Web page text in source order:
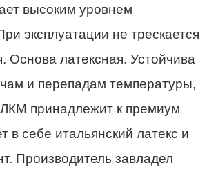
высоким уровнем
эксплуатации не трескается
Основа латексная. Устойчива
и перепадам температуры,
ЛКМ принадлежит к премиум
в себе итальянский латекс и
Производитель завладел